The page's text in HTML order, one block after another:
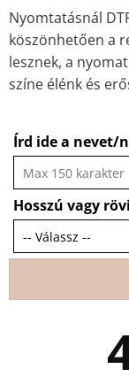
Nyomtatásnál
köszönhetően a
lesznek, a
színe élénk és
Írd ide a nevet/
Hosszú vagy